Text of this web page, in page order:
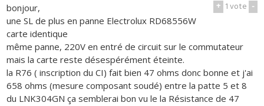
+ 1vote -
bonjour,
une SL de plus en panne Electrolux RD68556W
carte identique
même panne, 220V en entré de circuit sur le commutateur
mais la carte reste désespérément éteinte.
la R76 ( inscription du CI) fait bien 47 ohms donc bonne et j'ai
658 ohms (mesure composant soudé) entre la patte 5 et 8
du LNK304GN ça semblerai bon vu le la Résistance de 47